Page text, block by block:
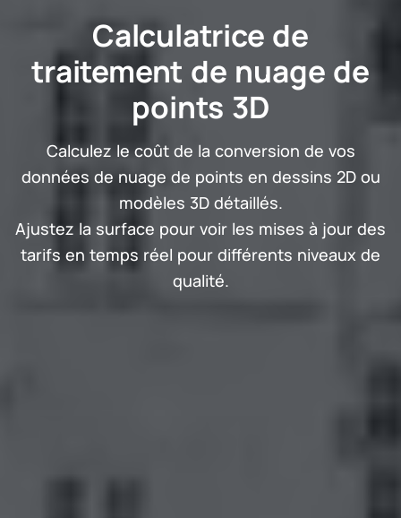
Calculatrice de
traitement de nuage de
points 3D
Calculez le coût de la conversion de vos
données de nuage de points en dessins 2D ou
modèles 3D détaillés.
Ajustez la surface pour voir les mises à jour des
tarifs en temps réel pour différents niveaux de
qualité.